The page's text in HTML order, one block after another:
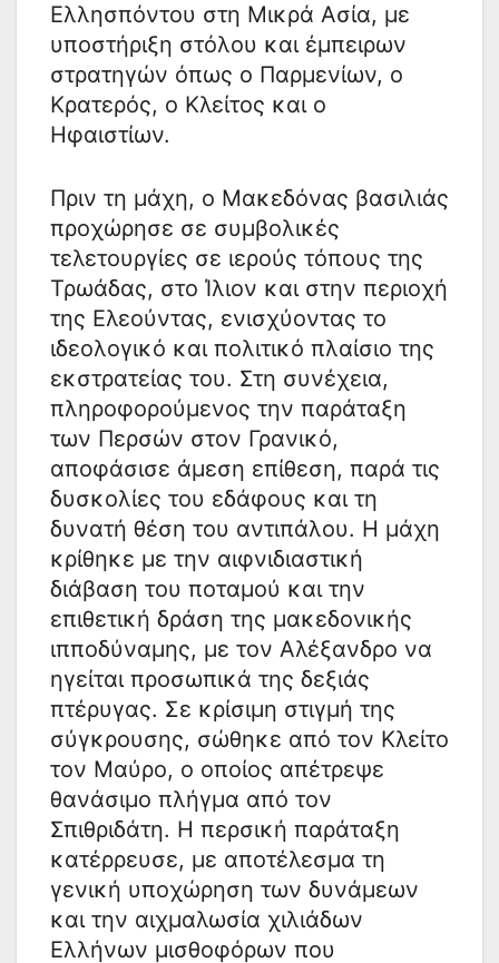
Ελλησπόντου στη Μικρά Ασία, με
υποστήριξη στόλου και έμπειρων
στρατηγών όπως ο Παρμενίων, ο
Κρατερός, ο Κλείτος και ο
Ηφαιστίων.
Πριν τη μάχη, ο Μακεδόνας βασιλιάς
προχώρησε σε συμβολικές
τελετουργίες σε ιερούς τόπους της
Τρωάδας, στο Ίλιον και στην περιοχή
της Ελεούντας, ενισχύοντας το
ιδεολογικό και πολιτικό πλαίσιο της
εκστρατείας του. Στη συνέχεια,
πληροφορούμενος την παράταξη
των Περσών στον Γρανικό,
αποφάσισε άμεση επίθεση, παρά τις
δυσκολίες του εδάφους και τη
δυνατή θέση του αντιπάλου. Η μάχη
κρίθηκε με την αιφνιδιαστική
διάβαση του ποταμού και την
επιθετική δράση της μακεδονικής
ιπποδύναμης, με τον Αλέξανδρο να
ηγείται προσωπικά της δεξιάς
πτέρυγας. Σε κρίσιμη στιγμή της
σύγκρουσης, σώθηκε από τον Κλείτο
τον Μαύρο, ο οποίος απέτρεψε
θανάσιμο πλήγμα από τον
Σπιθριδάτη. Η περσική παράταξη
κατέρρευσε, με αποτέλεσμα τη
γενική υποχώρηση των δυνάμεων
και την αιχμαλωσία χιλιάδων
Ελλήνων μισθοφόρων που